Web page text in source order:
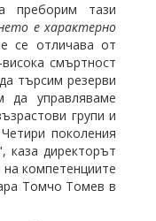
преборим тази
е характерно
се отличава от
смъртност
търсим резерви
управляваме
групи и
поколения
каза директорът
компетенциите
Томчо Томев в